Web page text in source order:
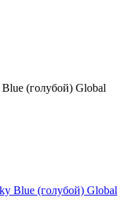
(голубой) Global